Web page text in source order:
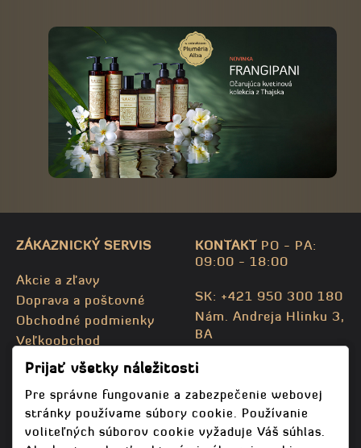
ZÁKAZNICKÝ SERVIS
Akcie a zľavy
Doprava a poštovné
Obchodné podmienky
Veľkoobchod
Kontaktujte nás
Mapa stránky
KONTAKTPO - PA:
09:00 - 18:00
SK: +421 950 300 180
Nám. Andreja Hlinku 3,
BA
info@bodhispa.sk
info@bodhi.cz
Prijať všetky náležitosti
Pre správne fungovanie a zabezpečenie webovej
stránky používame súbory cookie. Používanie
voliteľných súborov cookie vyžaduje Váš súhlas.